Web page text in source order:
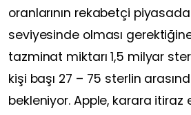
oranlarının rekabetçi piyasada
seviyesinde olması
tazminat miktarı 1,5 milyar
kişi başı 27 – 75 sterlin
bekleniyor. Apple, karara itiraz